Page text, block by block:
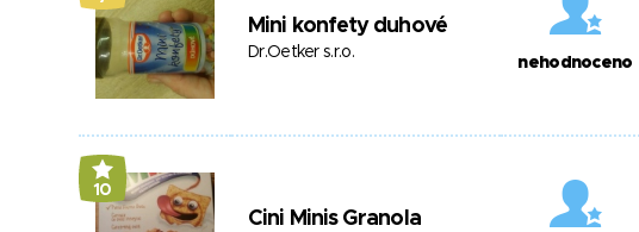
Mini konfety duhové
Dr.Oetker s.r.o.
nehodnoceno
10
Cini Minis Granola